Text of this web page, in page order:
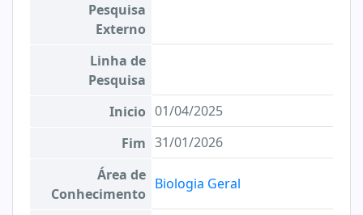
Pesquisa
Externo
Linha de
Pesquisa
Inicio 01/04/2025
Fim 31/01/2026
Área de
Conhecimento
Biologia Geral